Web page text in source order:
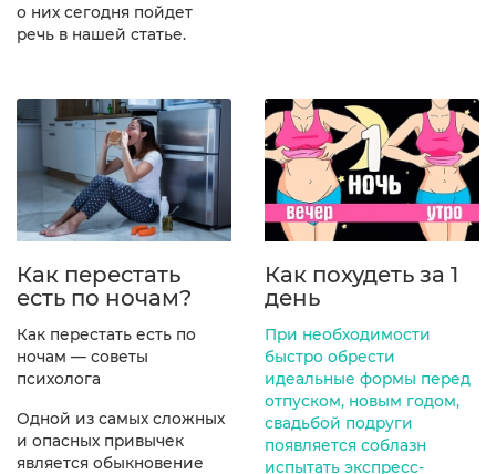
о них сегодня пойдет
речь в нашей статье.
Как перестать
есть по ночам?
Как перестать есть по
ночам — советы
психолога
Одной из самых сложных
и опасных привычек
является обыкновение
Как похудеть за 1
день
При необходимости
быстро обрести
идеальные формы перед
отпуском, новым годом,
свадьбой подруги
появляется соблазн
испытать экспресс-